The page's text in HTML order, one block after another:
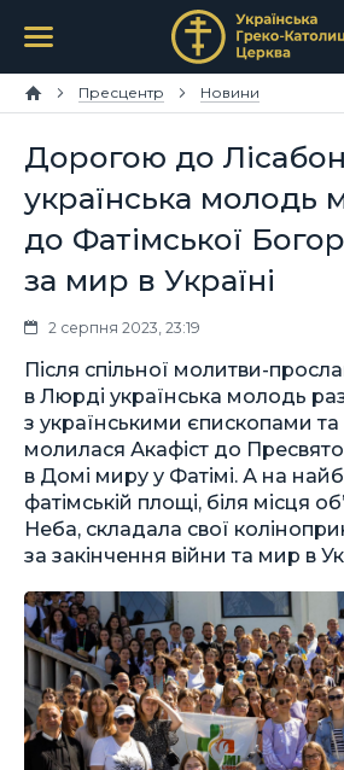
Пресцентр Новини
Дорогою до
українська молодь
до Фатімської
за мир в Україні
2 серпня 2023, 23:19
Після спільної молитви-
в Люрді українська молодь
з українськими єпископами
молилася Акафіст до
в Домі миру у Фатімі. А на
фатімській площі, біля місця
Неба, складала свої
за закінчення війни та мир в